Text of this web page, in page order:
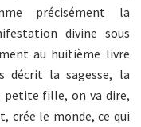
précisément la
divine sous
au huitième livre
décrit la sagesse, la
petite fille, on va dire,
crée le monde, ce qui